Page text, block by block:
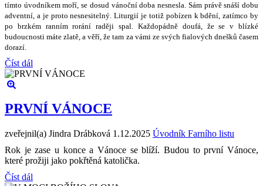
tímto úvodníkem moří, se dosud vánoční doba nesnesla. Sám právěsnáší dobu
adventní, a je proto nesnesitelný . Liturgií je totiž pobízen k bdění, zatímco by
po brzkém ranním rorání raději spal. Každopádně doufá, že se v blízké
budoucnosti máte zlatě , a věří,že tam za vámi ze svých fialových dnešků časem
dorazí.
Číst dál
PRVNÍ VÁNOCE
zveřejnil(a) Jindra Drábková 1.12.2025 Úvodník Farního listu
Rok je zase u konce a Vánoce se blíží. Budou to první Vánoce,
které prožiji jako pokřtěná katolička.
Číst dál